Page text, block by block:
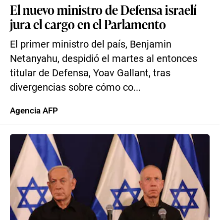
El nuevo ministro de Defensa israelí
jura el cargo en el Parlamento
El primer ministro del país, Benjamin
Netanyahu, despidió el martes al entonces
titular de Defensa, Yoav Gallant, tras
divergencias sobre cómo co...
Agencia AFP